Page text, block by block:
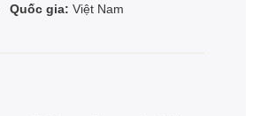
Quốc gia: Việt Nam